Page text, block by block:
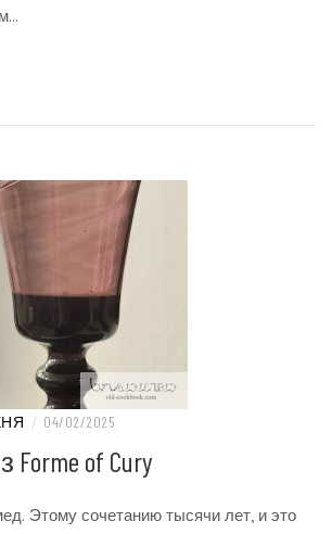
/ 04/02/2025
of Cury
Этому сочетанию тысячи лет, и это